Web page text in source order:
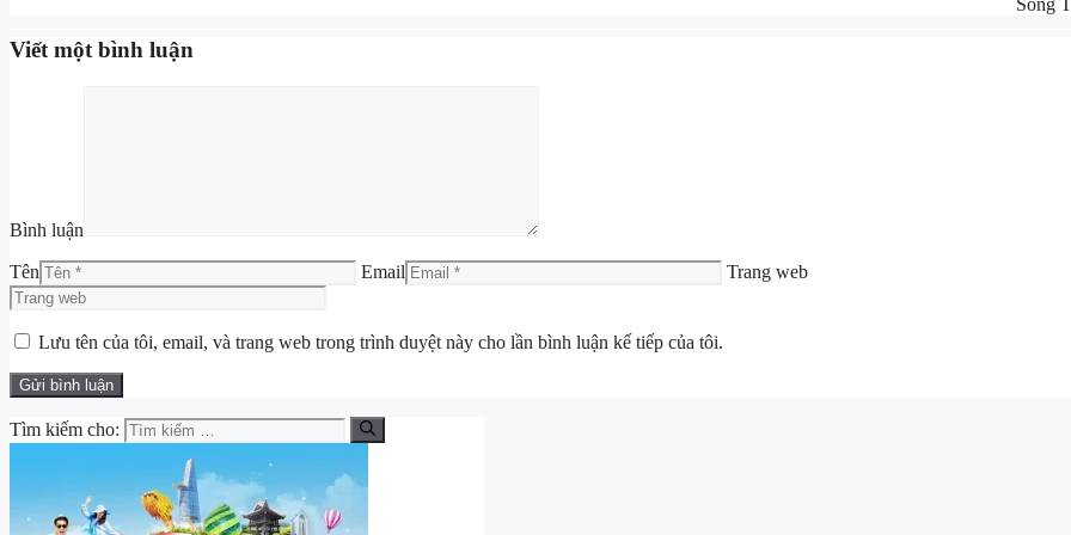
Viết một bình luận
Bình luận
Tên Email Trang web
Lưu tên của tôi, email, và trang web trong trình duyệt này cho lần bình luận kế tiếp của tôi.
Tìm kiếm cho: